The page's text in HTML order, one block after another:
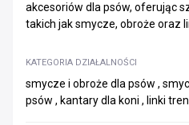
akcesoriów dla psów, oferując
takich jak smycze, obroże oraz
KATEGORIA DZIAŁALNOŚCI
smycze i obroże dla psów ,
psów , kantary dla koni , linki